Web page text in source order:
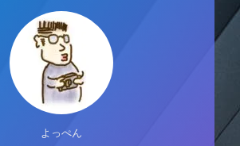
よっぺん